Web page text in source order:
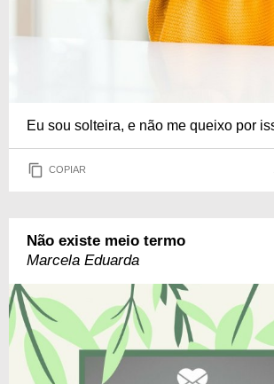
Eu sou solteira, e não me queixo por
COPIAR
Não existe meio termo
Marcela Eduarda